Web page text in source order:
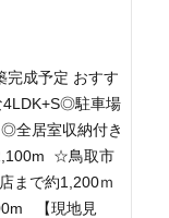
完成予定 おすす
4LDK+S◎駐車場
全居室収納付き
☆鳥取市
まで約1,200ｍ
【現地見